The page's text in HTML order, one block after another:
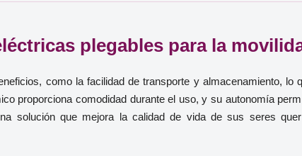
plegables para la
como la facilidad de transporte y almacenamiento,
proporciona comodidad durante el uso, y su autonomía
solución que mejora la calidad de vida de sus seres